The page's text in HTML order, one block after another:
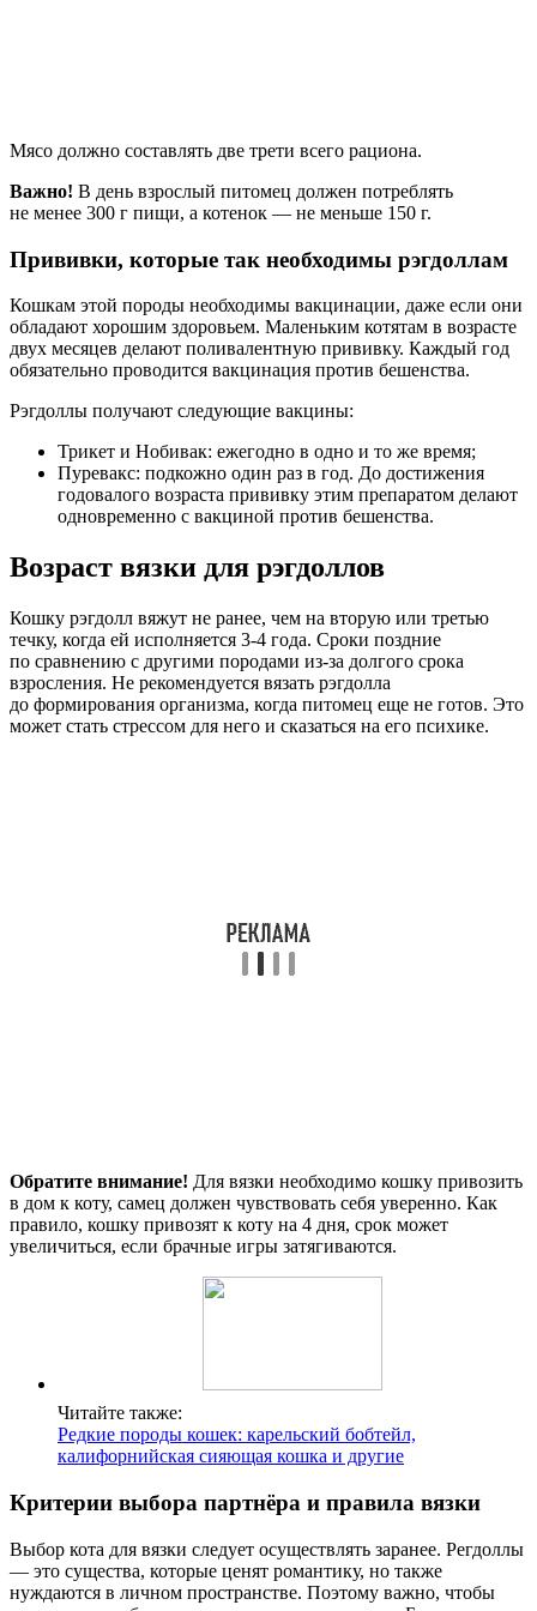
Мясо должно составлять две трети всего рациона.
Важно! В день взрослый питомец должен потреблять
не менее 300 г пищи, а котенок — не меньше 150 г.
Прививки, которые так необходимы рэгдоллам
Кошкам этой породы необходимы вакцинации, даже если они
обладают хорошим здоровьем. Маленьким котятам в возрасте
двух месяцев делают поливалентную прививку. Каждый год
обязательно проводится вакцинация против бешенства.
Рэгдоллы получают следующие вакцины:
Трикет и Нобивак: ежегодно в одно и то же время;
Пуревакс: подкожно один раз в год. До достижения
годовалого возраста прививку этим препаратом делают
одновременно с вакциной против бешенства.
Возраст вязки для рэгдоллов
Кошку рэгдолл вяжут не ранее, чем на вторую или третью
течку, когда ей исполняется 3-4 года. Сроки поздние
по сравнению с другими породами из-за долгого срока
взросления. Не рекомендуется вязать рэгдолла
до формирования организма, когда питомец еще не готов. Это
может стать стрессом для него и сказаться на его психике.
Обратите внимание! Для вязки необходимо кошку привозить
в дом к коту, самец должен чувствовать себя уверенно. Как
правило, кошку привозят к коту на 4 дня, срок может
увеличиться, если брачные игры затягиваются.
Читайте также:
Редкие породы кошек: карельский бобтейл,
калифорнийская сияющая кошка и другие
Критерии выбора партнёра и правила вязки
Выбор кота для вязки следует осуществлять заранее. Регдоллы
— это существа, которые ценят романтику, но также
нуждаются в личном пространстве. Поэтому важно, чтобы